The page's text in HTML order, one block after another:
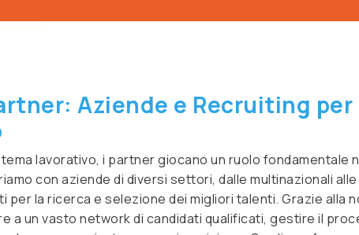
Aziende e Recruiting
lavorativo, i partner giocano un ruolo fondamentale
con aziende di diversi settori, dalle multinazionali
per la ricerca e selezione dei migliori talenti. Grazie alla
a un vasto network di candidati qualificati, gestire il